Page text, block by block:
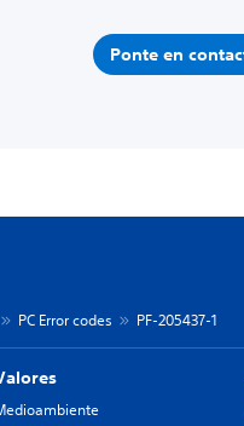
Ponte en
PC Error codes PF-205437-1